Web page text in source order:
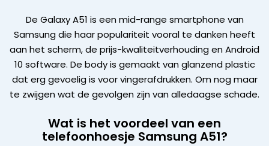
De Galaxy A51 is een mid-range smartphone van
Samsung die haar populariteit vooral te danken heeft
aan het scherm, de prijs-kwaliteitverhouding en Android
10 software. De body is gemaakt van glanzend plastic
dat erg gevoelig is voor vingerafdrukken. Om nog maar
te zwijgen wat de gevolgen zijn van alledaagse schade.
Wat is het voordeel van een
telefoonhoesje Samsung A51?